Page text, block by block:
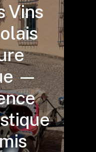
Vins
—